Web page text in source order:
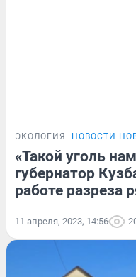
ЭКОЛОГИЯ НОВОСТИ
«Такой уголь
губернатор
работе разреза
11 апреля, 2023, 14:56